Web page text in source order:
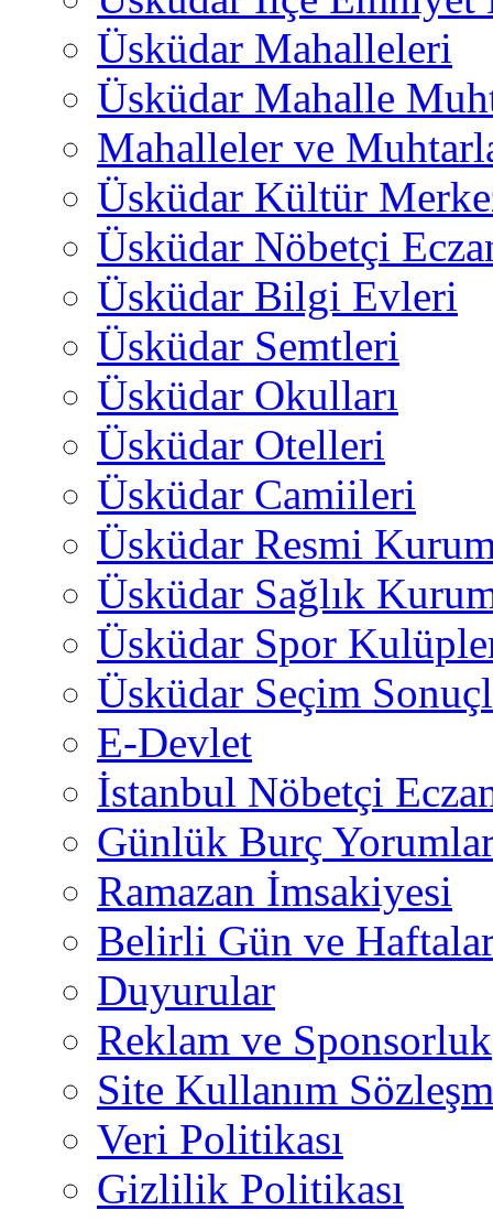
Üsküdar Mahalleleri
Üsküdar Mahalle
Mahalleler ve
Üsküdar Kültür
Üsküdar Nöbetçi
Üsküdar Bilgi Evleri
Üsküdar Semtleri
Üsküdar Okulları
Üsküdar Otelleri
Üsküdar Camiileri
Üsküdar Resmi
Üsküdar Sağlık
Üsküdar Spor
Üsküdar Seçim
E-Devlet
İstanbul Nöbetçi
Günlük Burç
Ramazan İmsakiyesi
Belirli Gün ve
Duyurular
Reklam ve Sponsorluk
Site Kullanım
Veri Politikası
Gizlilik Politikası